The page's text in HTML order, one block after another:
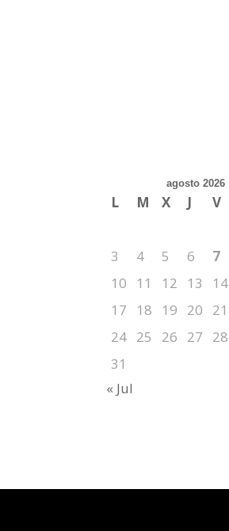
agosto 2026
L M X J V
3
4 5 6 7
10
11 12 13 14
17
18 19 20 21
24 25 26 27 28
31
« Jul